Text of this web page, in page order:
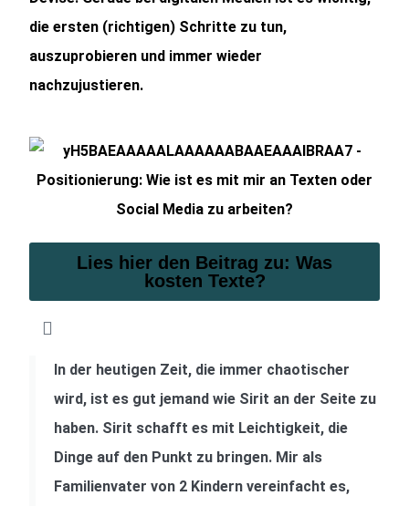
die ersten (richtigen) Schritte zu tun,
auszuprobieren und immer wieder
nachzujustieren.
Lies hier den Beitrag zu: Was
kosten Texte?
In der heutigen Zeit, die immer chaotischer
wird, ist es gut jemand wie Sirit an der Seite zu
haben. Sirit schafft es mit Leichtigkeit, die
Dinge auf den Punkt zu bringen. Mir als
Familienvater von 2 Kindern vereinfacht es,